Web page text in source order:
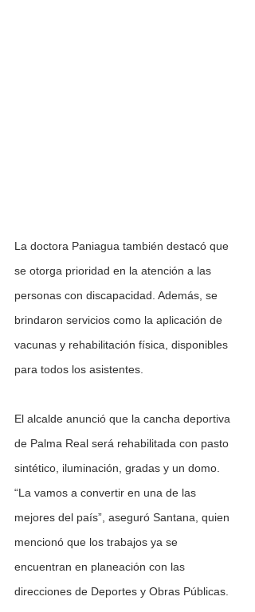
La doctora Paniagua también destacó que
se otorga prioridad en la atención a las
personas con discapacidad. Además, se
brindaron servicios como la aplicación de
vacunas y rehabilitación física, disponibles
para todos los asistentes.
El alcalde anunció que la cancha deportiva
de Palma Real será rehabilitada con pasto
sintético, iluminación, gradas y un domo.
“La vamos a convertir en una de las
mejores del país”, aseguró Santana, quien
mencionó que los trabajos ya se
encuentran en planeación con las
direcciones de Deportes y Obras Públicas.